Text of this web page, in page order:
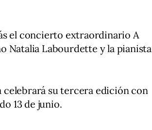
el concierto extraordinario A
Natalia Labourdette y la pianista
celebrará su tercera edición con
13 de junio.